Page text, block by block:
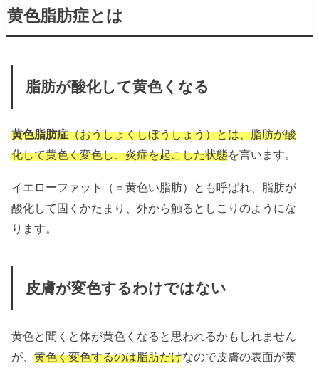
黄色脂肪症とは
脂肪が酸化して黄色くなる
黄色脂肪症（おうしょくしぼうしょう）とは、脂肪が酸
化して黄色く変色し、炎症を起こした状態を言います。
イエローファット（＝黄色い脂肪）とも呼ばれ、脂肪が
酸化して固くかたまり、外から触るとしこりのようにな
ります。
皮膚が変色するわけではない
黄色と聞くと体が黄色くなると思われるかもしれません
が、黄色く変色するのは脂肪だけなので皮膚の表面が黄